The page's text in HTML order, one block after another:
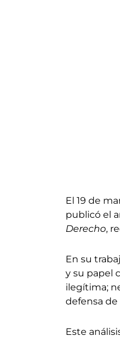
El 19 de
publicó el
Derecho,
En su
y su papel
ilegítima;
defensa
Este